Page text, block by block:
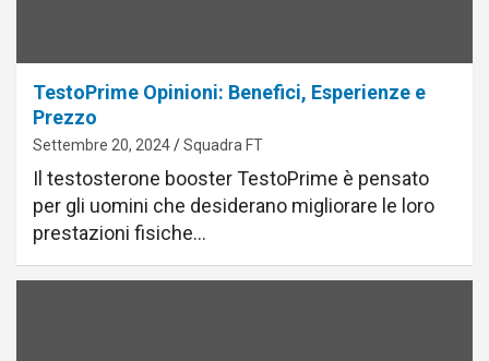
TestoPrime Opinioni: Benefici, Esperienze e
Prezzo
Settembre 20, 2024 Squadra FT
Il testosterone booster TestoPrime è pensato
per gli uomini che desiderano migliorare le loro
prestazioni fisiche…